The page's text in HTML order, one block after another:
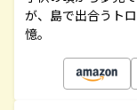
が、島で出合うト
憶。